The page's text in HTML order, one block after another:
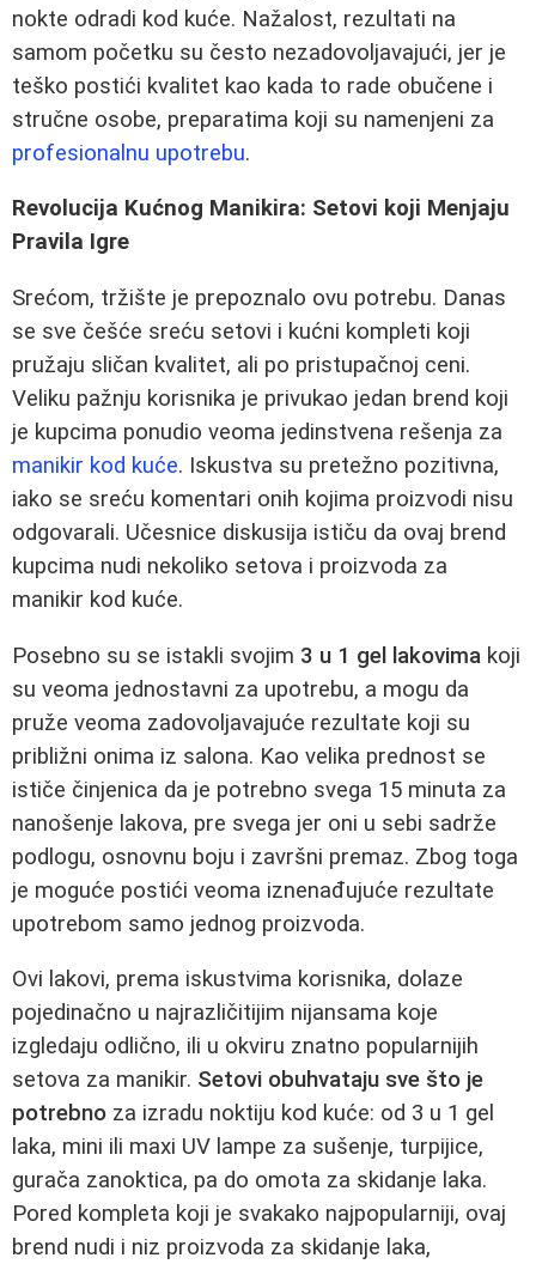
nokte odradi kod kuće. Nažalost, rezultati na
samom početku su često nezadovoljavajući, jer je
teško postići kvalitet kao kada to rade obučene i
stručne osobe, preparatima koji su namenjeni za
profesionalnu upotrebu.
Revolucija Kućnog Manikira: Setovi koji Menjaju
Pravila Igre
Srećom, tržište je prepoznalo ovu potrebu. Danas
se sve češće sreću setovi i kućni kompleti koji
pružaju sličan kvalitet, ali po pristupačnoj ceni.
Veliku pažnju korisnika je privukao jedan brend koji
je kupcima ponudio veoma jedinstvena rešenja za
manikir kod kuće. Iskustva su pretežno pozitivna,
iako se sreću komentari onih kojima proizvodi nisu
odgovarali. Učesnice diskusija ističu da ovaj brend
kupcima nudi nekoliko setova i proizvoda za
manikir kod kuće.
Posebno su se istakli svojim 3 u 1 gel lakovima koji
su veoma jednostavni za upotrebu, a mogu da
pruže veoma zadovoljavajuće rezultate koji su
približni onima iz salona. Kao velika prednost se
ističe činjenica da je potrebno svega 15 minuta za
nanošenje lakova, pre svega jer oni u sebi sadrže
podlogu, osnovnu boju i završni premaz. Zbog toga
je moguće postići veoma iznenađujuće rezultate
upotrebom samo jednog proizvoda.
Ovi lakovi, prema iskustvima korisnika, dolaze
pojedinačno u najrazličitijim nijansama koje
izgledaju odlično, ili u okviru znatno popularnijih
setova za manikir. Setovi obuhvataju sve što je
potrebno za izradu noktiju kod kuće: od 3 u 1 gel
laka, mini ili maxi UV lampe za sušenje, turpijice,
gurača zanoktica, pa do omota za skidanje laka.
Pored kompleta koji je svakako najpopularniji, ovaj
brend nudi i niz proizvoda za skidanje laka,